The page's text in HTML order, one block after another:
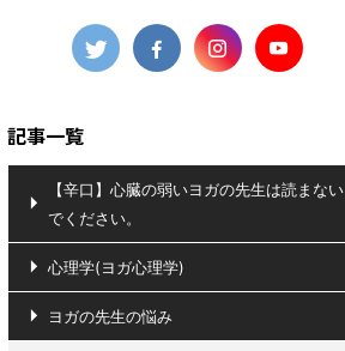
記事一覧
【辛口】心臓の弱いヨガの先生は読まない
でください。
心理学(ヨガ心理学)
ヨガの先生の悩み